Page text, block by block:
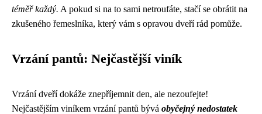
téměř každý. A pokud si na to sami netroufáte, stačí se obrátit na
zkušeného řemeslníka, který vám s opravou dveří rád pomůže.
Vrzání pantů: Nejčastější viník
Vrzání dveří dokáže znepříjemnit den, ale nezoufejte!
Nejčastějším viníkem vrzání pantů bývá obyčejný nedostatek